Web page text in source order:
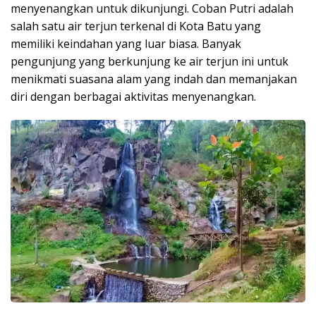
menyenangkan untuk dikunjungi. Coban Putri adalah
salah satu air terjun terkenal di Kota Batu yang
memiliki keindahan yang luar biasa. Banyak
pengunjung yang berkunjung ke air terjun ini untuk
menikmati suasana alam yang indah dan memanjakan
diri dengan berbagai aktivitas menyenangkan.